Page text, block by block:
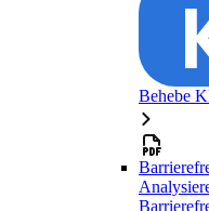
Behebe